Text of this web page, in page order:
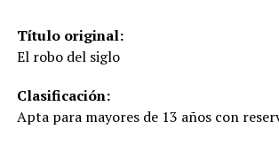
Título original:
El robo del siglo
Clasificación:
Apta para mayores de 13 años con